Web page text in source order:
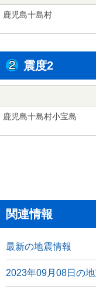
鹿児島十島村
震度2
鹿児島十島村小宝島
関連情報
最新の地震情報
2023年09月08日の